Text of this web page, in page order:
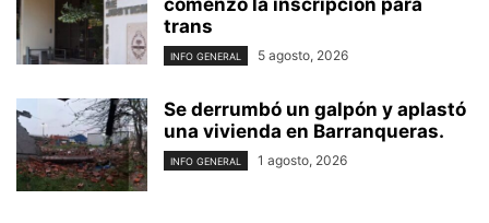
comenzó la inscripción para
trans
INFO GENERAL 5 agosto, 2026
Se derrumbó un galpón y aplastó
una vivienda en Barranqueras.
INFO GENERAL 1 agosto, 2026